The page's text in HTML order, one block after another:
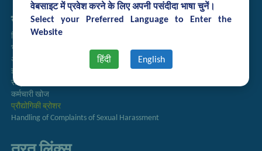
वेबसाइट में प्रवेश करने के लिए अपनी पसंदीदा भाषा चुनें।
Select your Preferred Language to Enter the
Website
हिंदी English
सम्बद्ध लिंक्स
निविदा प्रबंधन
भर्ती
अतिथि गृह आरक्षण
इंट्रानेट
संग्रह
कर्मचारी खोज
प्रौद्योगिकी ब्रोशर
Handling of Complaints of Sexual Harassment